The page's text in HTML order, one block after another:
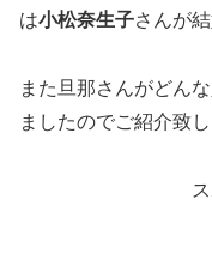
は小松奈生子さんが
また旦那さんがどん
ましたのでご紹介致し